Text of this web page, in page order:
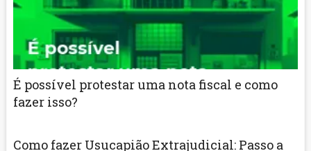
É possível protestar uma nota fiscal e como
fazer isso?
Como fazer Usucapião Extrajudicial: Passo a